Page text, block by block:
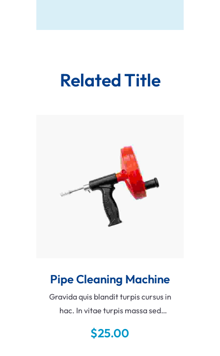
Related Title
Add To Cart
Pipe Cleaning Machine
Gravida quis blandit turpis cursus in
hac. In vitae turpis massa sed
habitant morbi tristique senectus et
$25.00